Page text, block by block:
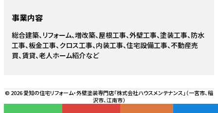
事業内容
総合建築、リフォーム、増改築、屋根工事、外壁工事、塗装工事、防水
工事、板金工事、クロス工事、内装工事、住宅設備工事、不動産売
買、賃貸、老人ホーム紹介など
© 2026 愛知の住宅リフォーム・外壁塗装専門店「株式会社ハウスメンテナンス」（一宮市、稲
沢市、江南市）